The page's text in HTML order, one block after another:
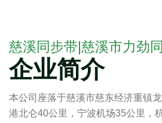
慈溪同步带|慈溪市力劲
企业简介
本公司座落于慈溪市慈东经济重镇
港北仑40公里，宁波机场35公里，